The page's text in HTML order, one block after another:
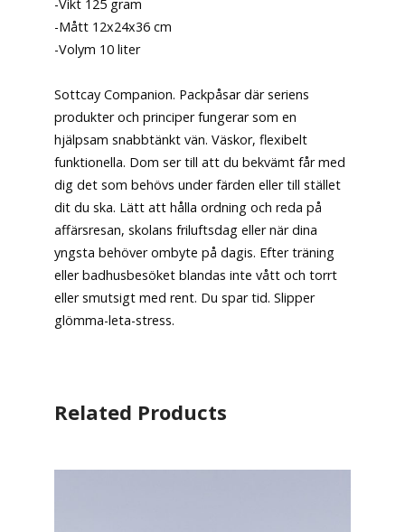
-Vikt 125 gram
-Mått 12x24x36 cm
-Volym 10 liter
Sottcay Companion. Packpåsar där seriens
produkter och principer fungerar som en
hjälpsam snabbtänkt vän. Väskor, flexibelt
funktionella. Dom ser till att du bekvämt får med
dig det som behövs under färden eller till stället
dit du ska. Lätt att hålla ordning och reda på
affärsresan, skolans friluftsdag eller när dina
yngsta behöver ombyte på dagis. Efter träning
eller badhusbesöket blandas inte vått och torrt
eller smutsigt med rent. Du spar tid. Slipper
glömma-leta-stress.
Related Products